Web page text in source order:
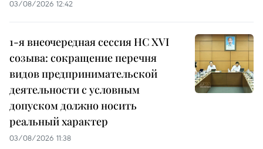
03/08/2026 12:42
1-я внеочередная сессия НС XVI
созыва: сокращение перечня
видов предпринимательской
деятельности с условным
допуском должно носить
реальный характер
03/08/2026 11:38